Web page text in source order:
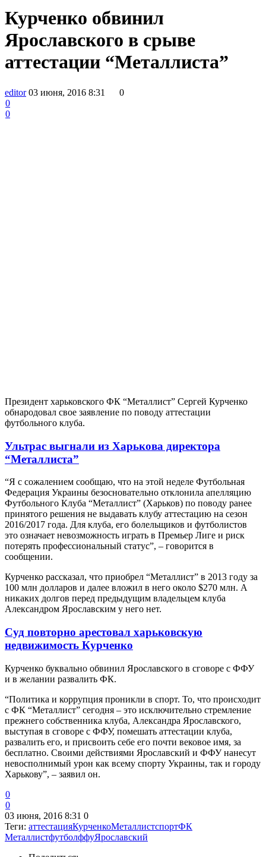
Курченко обвинил
Ярославского в срыве
аттестации “Металлиста”
editor 03 июня, 2016 8:31
0
0
0
Президент харьковского ФК “Металлист” Сергей Курченко
обнародовал свое заявление по поводу аттестации
футбольного клуба.
Ультрас выгнали из Харькова директора
“Металлиста”
“Я с сожалением сообщаю, что на этой неделе Футбольная
Федерация Украины безосновательно отклонила апелляцию
Футбольного Клуба “Металлист” (Харьков) по поводу ранее
принятого решения не выдавать клубу аттестацию на сезон
2016/2017 года. Для клуба, его болельщиков и футболистов
это означает невозможность играть в Премьер Лиге и риск
потерять профессиональный статус”, – говорится в
сообщении.
Курченко рассказал, что приобрел “Металлист” в 2013 году за
100 млн долларов и далее вложил в него около $270 млн. А
никаких долгов перед предыдущим владельцем клуба
Александром Ярославским у него нет.
Суд повторно арестовал харьковскую
недвижимость Курченко
Курченко буквально обвинил Ярославского в сговоре с ФФУ
и в желании развалить ФК.
“Политика и коррупция проникли в спорт. То, что происходит
с ФК “Металлист” сегодня – это исключительно стремление
прежнего собственника клуба, Александра Ярославского,
выступая в сговоре с ФФУ, помешать аттестации клуба,
развалить его, и присвоить себе его почти вековое имя, за
бесплатно. Своими действиями Ярославский и ФФУ нанесут
невосполнимый урон как всему спорту Украины, так и городу
Харькову”, – заявил он.
0
0
03 июня, 2016 8:31 0
Теги: аттестацияКурченкоМеталлистспортФК
МеталлистфутболффуЯрославский